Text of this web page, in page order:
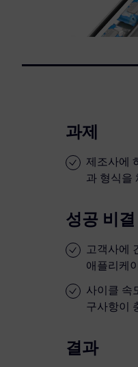
과제
제조사에
과 형식을
성공 비결
고객사에
애플리케
사이클 속
구사항이
결과